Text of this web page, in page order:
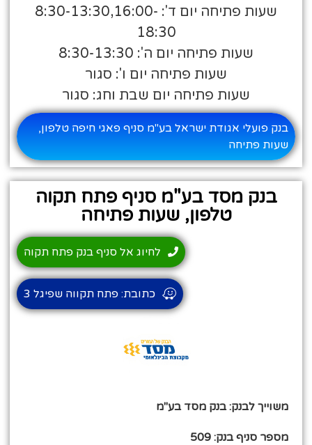
שעות פתיחה יום ד': 8:30-13:30,16:00-
18:30
שעות פתיחה יום ה': 8:30-13:30
שעות פתיחה יום ו': סגור
שעות פתיחה יום שבת וחג: סגור
בנק פועלי אגודת ישראל בע"מ סניף פאגי חיפה טלפון,
שעות פתיחה
בנק מסד בע"מ סניף פתח תקוה
טלפון, שעות פתיחה
משוייך לבנק: בנק מסד בע"מ
מספר סניף בנק: 509
לחיוג אל סניף בנק פתח תקוה
כתובת: פתח תקווה שפיגל 3